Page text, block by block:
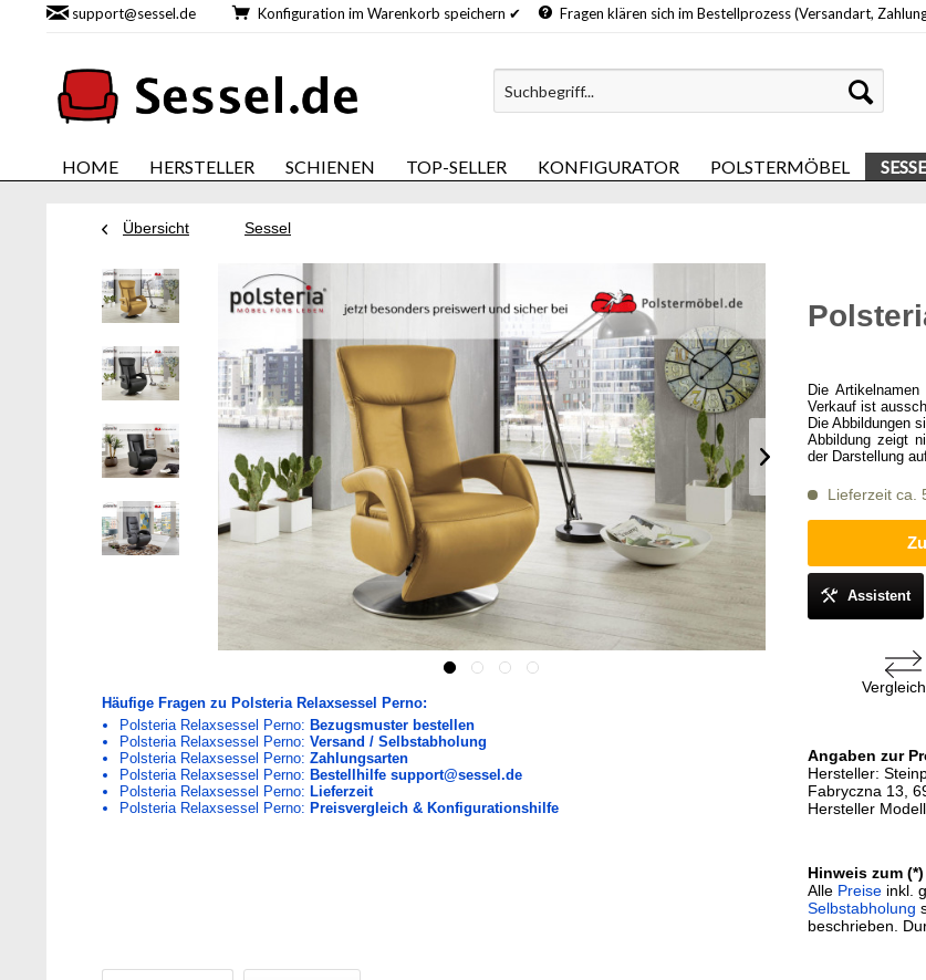
support@sessel.de Konfiguration im Warenkorb speichern ✔ Fragen klären sich im Bestellprozess (Versandart,
HOME HERSTELLER SCHIENEN TOP-SELLER KONFIGURATOR POLSTERMÖBEL
Übersicht Sessel
Häufige Fragen zu Polsteria Relaxsessel Perno:
Polsteria Relaxsessel Perno: Bezugsmuster bestellen
Polsteria Relaxsessel Perno: Versand / Selbstabholung
Polsteria Relaxsessel Perno: Zahlungsarten
Polsteria Relaxsessel Perno: Bestellhilfe support@sessel.de
Polsteria Relaxsessel Perno: Lieferzeit
Polsteria Relaxsessel Perno: Preisvergleich & Konfigurationshilfe
Die
Verkauf ist
Die Abbildungen
Abbildung zeigt
der Darstellung
Lieferzeit ca.
Assistent
Angaben zur
Hersteller:
Fabryczna 13,
Hersteller
Hinweis zum
Alle Preiseinkl.
Selbstabholung
beschrieben.